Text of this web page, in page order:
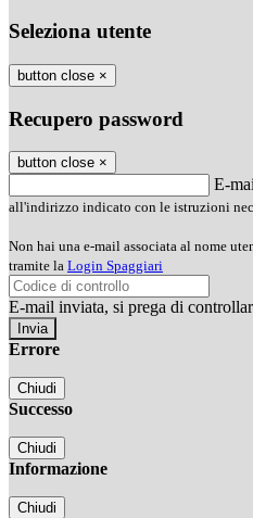
Seleziona utente
button close ×
Recupero password
button close ×
E-
all'indirizzo indicato con le istruzioni
Non hai una e-mail associata al nome
tramite la Login Spaggiari
E-mail inviata, si prega di
Errore
Chiudi
Successo
Chiudi
Informazione
Chiudi